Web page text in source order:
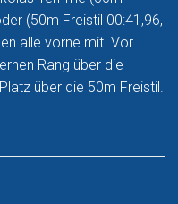
(50m Freistil 00:41,96,
alle vorne mit. Vor
Rang über die
über die 50m Freistil.